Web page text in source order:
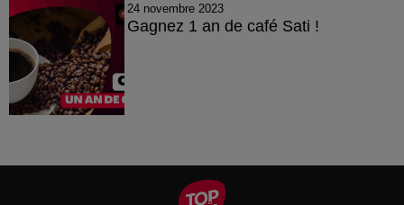
24 novembre 2023
Gagnez 1 an de café Sati !